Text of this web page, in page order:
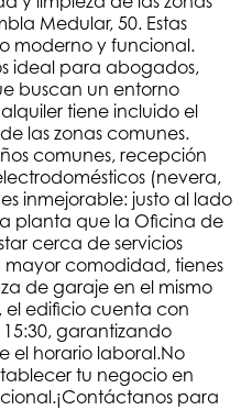
Medular, 50. Estas
moderno y funcional.
ideal para abogados,
buscan un entorno
tiene incluido el
las zonas comunes.
comunes, recepción
(nevera,
inmejorable: justo al lado
planta que la Oficina de
cerca de servicios
comodidad, tienes
de garaje en el mismo
el edificio cuenta con
garantizando
el horario laboral.No
tu negocio en
para